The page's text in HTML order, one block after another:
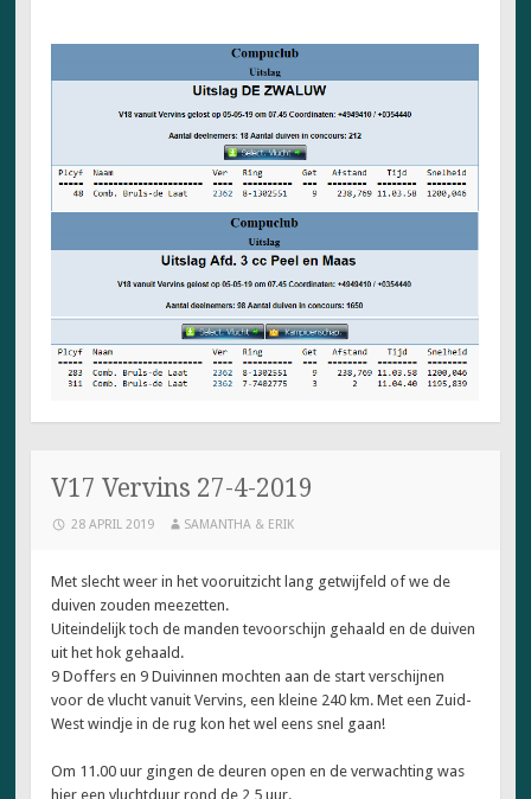
V17 Vervins 27-4-2019
28 APRIL 2019 SAMANTHA & ERIK
Met slecht weer in het vooruitzicht lang getwijfeld of we de
duiven zouden meezetten.
Uiteindelijk toch de manden tevoorschijn gehaald en de duiven
uit het hok gehaald.
9 Doffers en 9 Duivinnen mochten aan de start verschijnen
voor de vlucht vanuit Vervins, een kleine 240 km. Met een Zuid-
West windje in de rug kon het wel eens snel gaan!
Om 11.00 uur gingen de deuren open en de verwachting was
hier een vluchtduur rond de 2,5 uur.